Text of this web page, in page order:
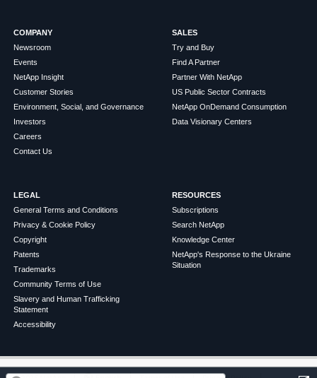
COMPANY
Newsroom
Events
NetApp Insight
Customer Stories
Environment, Social, and Governance
Investors
Careers
Contact Us
SALES
Try and Buy
Find A Partner
Partner With NetApp
US Public Sector Contracts
NetApp OnDemand Consumption
Data Visionary Centers
LEGAL
General Terms and Conditions
Privacy & Cookie Policy
Copyright
Patents
Trademarks
Community Terms of Use
Slavery and Human Trafficking
Statement
Accessibility
RESOURCES
Subscriptions
Search NetApp
Knowledge Center
NetApp's Response to the Ukraine
Situation